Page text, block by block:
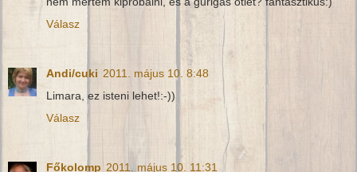
Válasz
Andi/cuki 2011. május 10. 8:48
Limara, ez isteni lehet!:-))
Válasz
Főkolomp 2011. május 10. 11:31